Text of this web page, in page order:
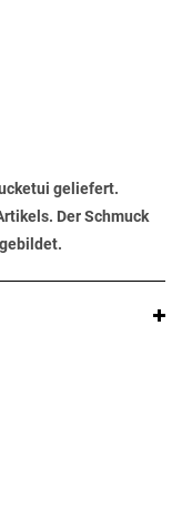
geliefert.
Der Schmuck